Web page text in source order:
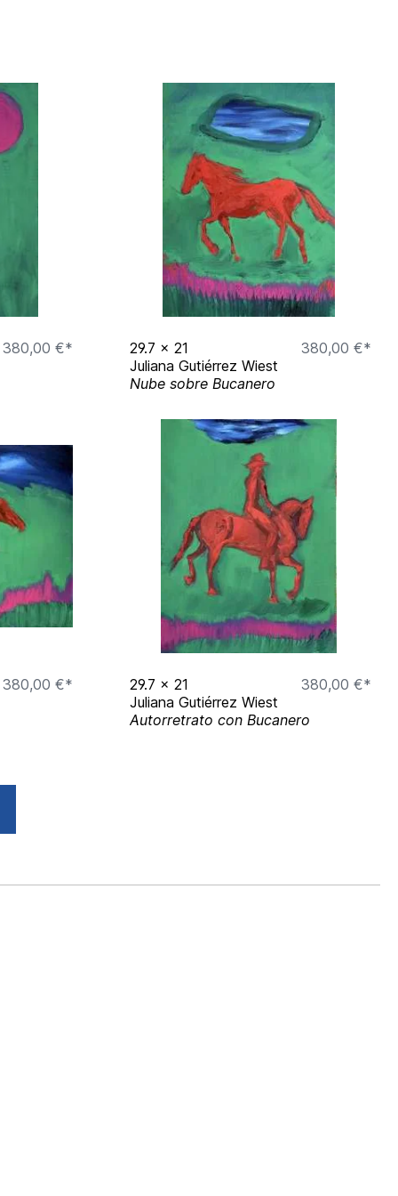
380,00 €*
29.7 x 21
380,00 €*
Juliana Gutiérrez Wiest
Nube sobre Bucanero
380,00 €*
29.7 x 21
380,00 €*
Juliana Gutiérrez Wiest
Autorretrato con Bucanero